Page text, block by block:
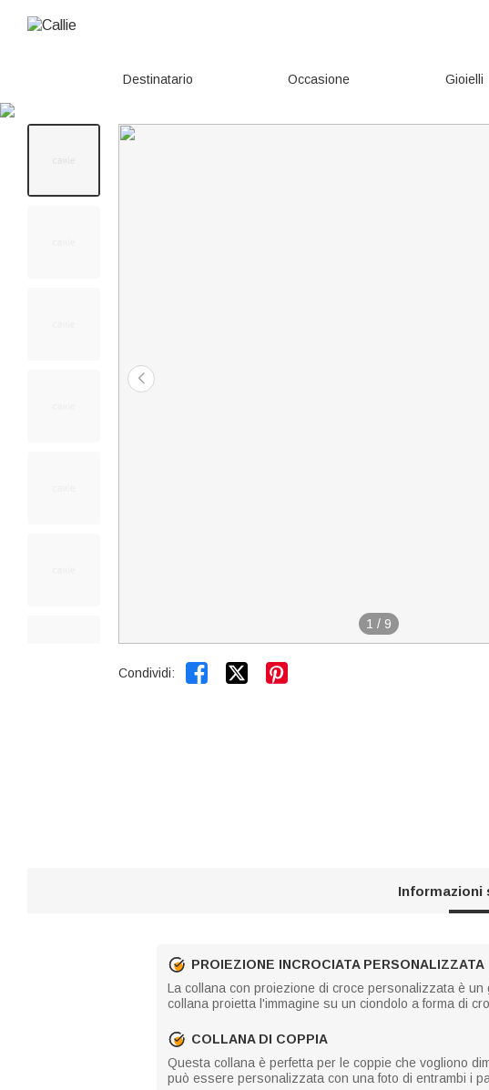
Destinatario Occasione Gioielli
1 / 9
Condividi:  
Informazioni
PROIEZIONE INCROCIATA PERSONALIZZATA
La collana con proiezione di croce personalizzata è
collana proietta l'immagine su un ciondolo a forma di
COLLANA DI COPPIA
Questa collana è perfetta per le coppie che vogliono
può essere personalizzata con una foto di entrambi i